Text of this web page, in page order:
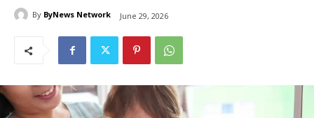
By ByNews Network June 29, 2026